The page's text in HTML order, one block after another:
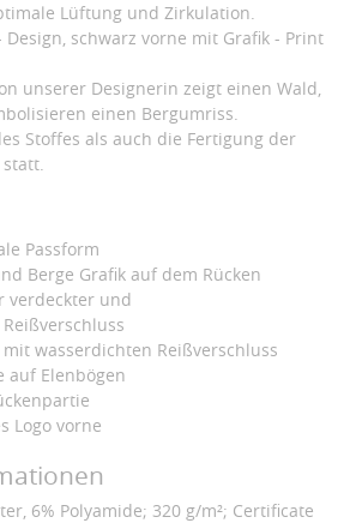
Lüftung und Zirkulation.
Design, schwarz vorne mit Grafik - Print
unserer Designerin zeigt einen Wald,
einen Bergumriss.
Stoffes als auch die Fertigung der
statt.
Passform
Berge Grafik auf dem Rücken
verdeckter und
wasserdichten Reißverschluss
auf Elenbögen
Logo vorne
6% Polyamide; 320 g/m²; Certificate